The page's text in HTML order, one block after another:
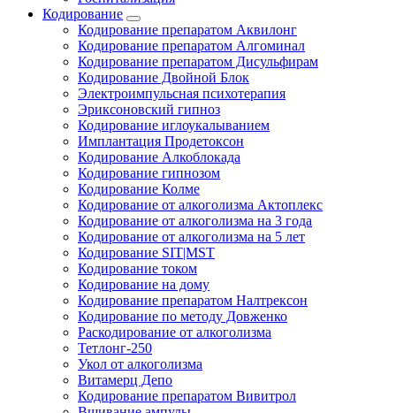
Кодирование
Кодирование препаратом Аквилонг
Кодирование препаратом Алгоминал
Кодирование препаратом Дисульфирам
Кодирование Двойной Блок
Электроимпульсная психотерапия
Эриксоновский гипноз
Кодирование иглоукалыванием
Имплантация Продетоксон
Кодирование Алкоблокада
Кодирование гипнозом
Кодирование Колме
Кодирование от алкоголизма Актоплекс
Кодирование от алкоголизма на 3 года
Кодирование от алкоголизма на 5 лет
Кодирование SIT|MST
Кодирование током
Кодирование на дому
Кодирование препаратом Налтрексон
Кодирование по методу Довженко
Раскодирование от алкоголизма
Тетлонг-250
Укол от алкоголизма
Витамерц Депо
Кодирование препаратом Вивитрол